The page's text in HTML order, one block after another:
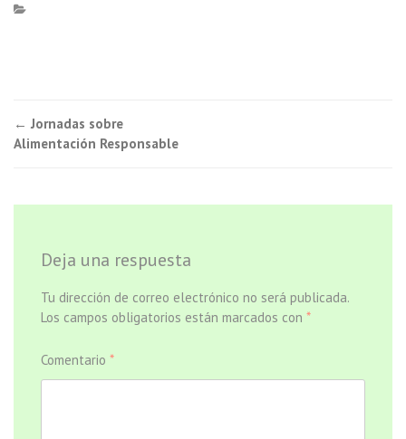
Navegación
de
← Jornadas sobre
Alimentación Responsable
Deja una respuesta
Tu dirección de correo electrónico no será publicada.
Los campos obligatorios están marcados con *
Comentario *